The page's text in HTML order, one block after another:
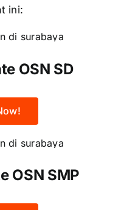
ini:
OSN SD
OSN SMP